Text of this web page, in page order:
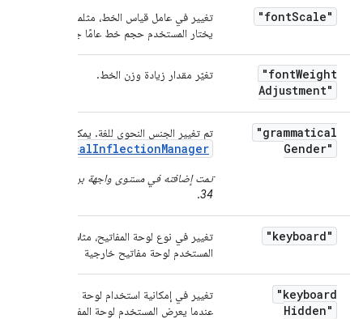
"fontScale"
تغيير في عامل قياس الخط، مثلما يحدث عندما
يختار المستخدم حجم خط عامًا جديدًا.
"fontWeight
Adjustment"
تغيّر مقدار زيادة وزن الخط.
"grammatical
Gender"
تم تغيير الجنس النحوي للغة. يمكنك الاطّلاع على
GrammaticalInflectionManager
تمت إضافته في مستوى واجهة برمجة التطبيقات
34
.
"keyboard"
تغيير في نوع لوحة المفاتيح، مثلاً عندما يوصل
المستخدم لوحة مفاتيح خارجية
"keyboard
Hidden"
تغيير في إمكانية استخدام لوحة المفاتيح، مثلاً
عندما يعرض المستخدم لوحة المفاتيح الخارجية